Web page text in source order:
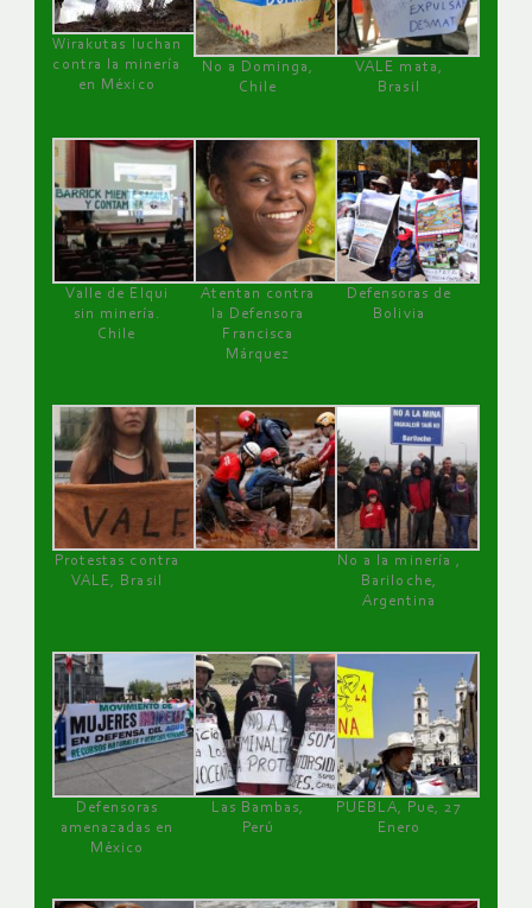
Wirakutas luchan
contra la minería
en México
No a Dominga,
Chile
VALE mata,
Brasil
Valle de Elqui
sin minería.
Chile
Atentan contra
la Defensora
Francisca
Márquez
Defensoras de
Bolivia
Protestas contra
VALE, Brasil
No a la minería ,
Bariloche,
Argentina
Defensoras
amenazadas en
México
Las Bambas,
Perú
PUEBLA, Pue, 27
Enero